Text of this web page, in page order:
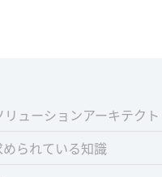
リューションアーキテク
られている知識